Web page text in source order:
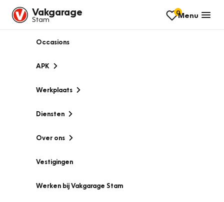
Vakgarage
Stam
0Menu
Occasions
APK
Werkplaats
Diensten
Over ons
Vestigingen
Werken bij Vakgarage Stam